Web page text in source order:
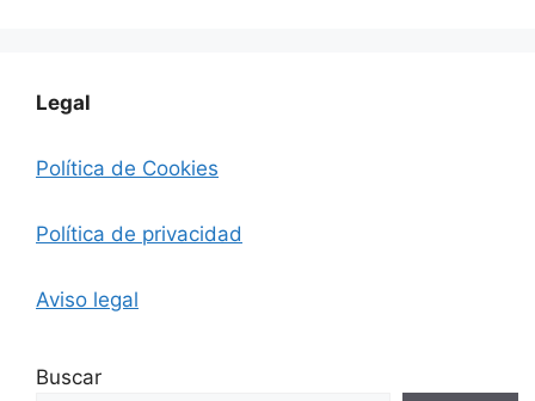
Legal
Política de Cookies
Política de privacidad
Aviso legal
Buscar